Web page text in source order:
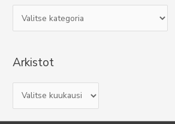
a
e
r
Arkistot
r